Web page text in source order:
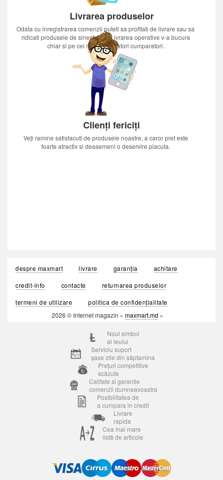
Livrarea produselor
Odata cu inregistrarea comenzii puteti sa profitati de livrare sau sa
ridicati produsele de sinestatator.Livrarea operative v-a bucura
chiar si pe cei mai nerabdatori cumparatori.
Clienți fericiți
Veți ramine satisfacuti de produsele noastre, a caror pret este
foarte atractiv si deasemeni o deservire placuta.
despre maxmart livrare garanția
achitare
credit-info
contacte
returnarea produselor
termeni de utilizare
politica de confidențialitate
2026 © Internet magazin « maxmart.md »
Noul simbol
al leului
Serviciu suport
șase zile din săptamina
Prețuri competitive
scăzute
Calitate si garantie
comenzii dumneavoastra
Posibilitatea de
a cumpara in credit
Livrare
rapida
Cea mai mare
listă de articole